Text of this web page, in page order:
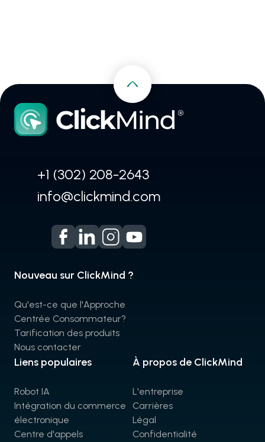
+1 (302) 208-2643
info@clickmind.com
Nouveau sur ClickMind ?
Qu'est-ce que l'Approche
Centrée Consommateur?
Tarification des produits
Nous contacter
Liens populaires
Robot IA
Intégration du commerce
électronique
Centre d'appels
À propos de ClickMind
L'entreprise
Carrières
Légal
Confidentialité